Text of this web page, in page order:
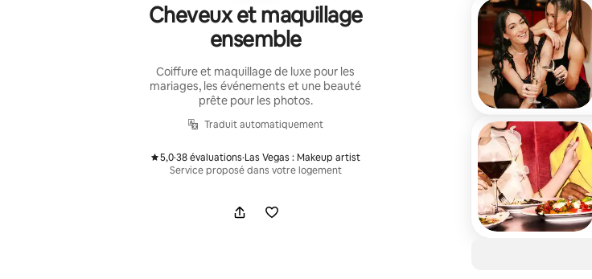
Cheveux et maquillage
ensemble
Coiffure et maquillage de luxe pour les
mariages, les événements et une beauté
prête pour les photos.
Traduit automatiquement
5,0 ,
·38 évaluations
, ·Las Vegas : Makeup artist
Service proposé dans votre logement